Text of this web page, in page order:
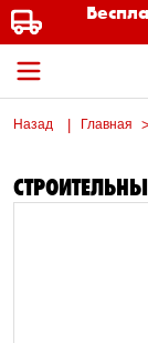
Назад Главная